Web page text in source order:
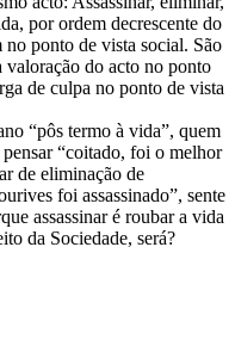
por ordem decrescente do
no ponto de vista social. São
valoração do acto no ponto
de culpa no ponto de vista
“pôs termo à vida”, quem
“coitado, foi o melhor
de eliminação de
foi assassinado”, sente
assassinar é roubar a vida
da Sociedade, será?